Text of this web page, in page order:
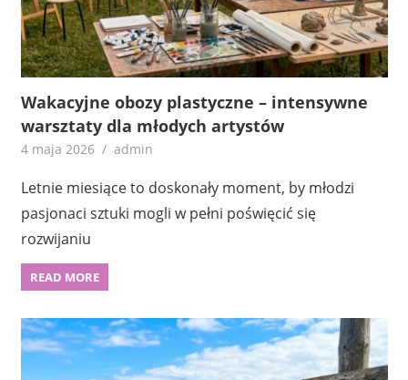
Wakacyjne obozy plastyczne – intensywne
warsztaty dla młodych artystów
4 maja 2026 admin
Letnie miesiące to doskonały moment, by młodzi
pasjonaci sztuki mogli w pełni poświęcić się
rozwijaniu
READ MORE